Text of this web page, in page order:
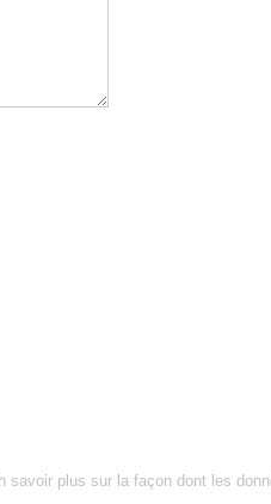
savoir plus sur la façon dont les